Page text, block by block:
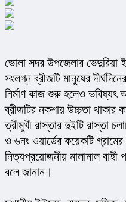
ভোলা সদর উপজেলার ভেদুরিয়া
সংলগ্ন ব্রীজটি মানুষের
নির্মাণ কাজ শুরু হলেও ভবিষ্যৎ
ব্রীজটির নকশায় উচ্চতা থাকার
ত্রীমুখী রাস্তার দুইটি রাস্তা
ও ৬নং ওয়ার্ডের কয়েকটি গ্রামের
নিত্যপ্রয়োজনীয় মালামাল বাহী
বলে জানান।